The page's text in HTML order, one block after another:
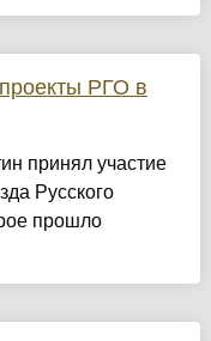
РГО в
принял участие
Русского
прошло